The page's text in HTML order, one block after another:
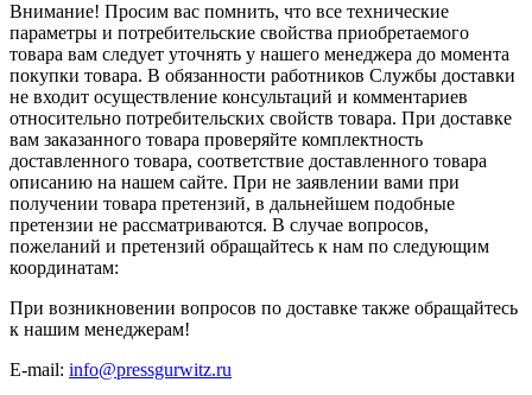
Внимание! Просим вас помнить, что все технические
параметры и потребительские свойства приобретаемого
товара вам следует уточнять у нашего менеджера до момента
покупки товара. В обязанности работников Службы доставки
не входит осуществление консультаций и комментариев
относительно потребительских свойств товара. При доставке
вам заказанного товара проверяйте комплектность
доставленного товара, соответствие доставленного товара
описанию на нашем сайте. При не заявлении вами при
получении товара претензий, в дальнейшем подобные
претензии не рассматриваются. В случае вопросов,
пожеланий и претензий обращайтесь к нам по следующим
координатам:
При возникновении вопросов по доставке также обращайтесь
к нашим менеджерам!
E-mail: info@pressgurwitz.ru